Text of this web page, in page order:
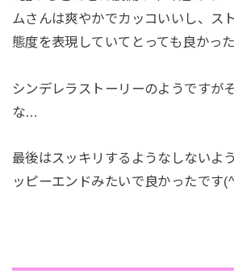
ムさんは爽やかでカッコいいし、ス
態度を表現していてとっても良かっ
シンデレラストーリーのようですが
な…
最後はスッキリするようなしないよ
ッピーエンドみたいで良かったです